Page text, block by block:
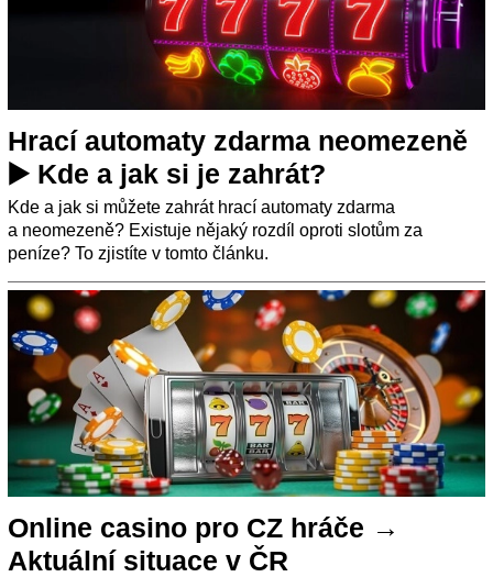
Hrací automaty zdarma neomezeně
▶️ Kde a jak si je zahrát?
Kde a jak si můžete zahrát hrací automaty zdarma
a neomezeně? Existuje nějaký rozdíl oproti slotům za
peníze? To zjistíte v tomto článku.
Online casino pro CZ hráče →
Aktuální situace v ČR